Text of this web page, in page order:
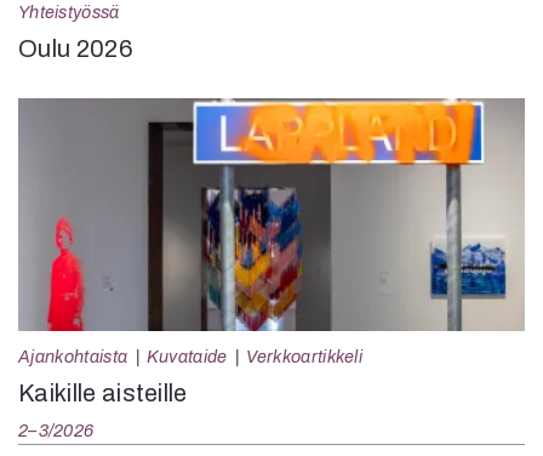
Yhteistyössä
Oulu 2026
Ajankohtaista Kuvataide Verkkoartikkeli
Kaikille aisteille
2–3/2026